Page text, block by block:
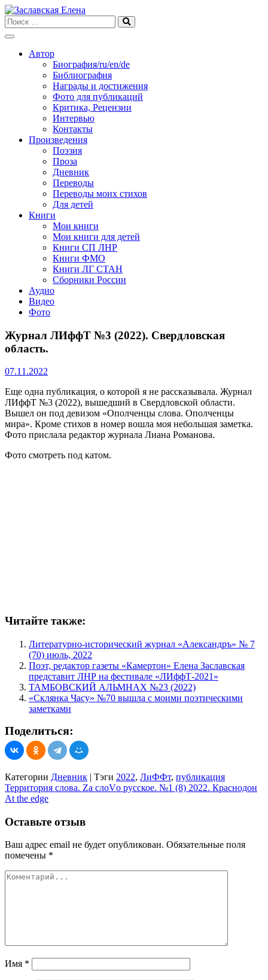
Skip
to
content
Автор
Биография/ru/en/de
Библиография
Награды и достижения
Фото для публикаций
Критика, Рецензии
Интервью
Контакты
Произведения
Поэзия
Проза
Дневник
Переводы
Переводы моих стихов
Для детей
Книги
Мои книги
Мои книги для детей
Книги СП ЛНР
Книги ФМО
Книги ЛГ СТАН
Сборники России
Аудио
Видео
Фото
Журнал ЛИффТ №3 (2022). Свердловская
область.
07.11.2022
Еще одна публикация, о которой я не рассказывала. Журнал
ЛИффТ №3 (2022), вышедший в Свердловской области.
Вышел он под девизом «Ополченцы слова. Ополченцы
мира». Кроме стихов в номер вошла моя небольшая заметка.
Фото прислала редактор журнала Лиана Романова.
Фото смотреть под катом.
Читайте также:
Литературно-исторический журнал «Александръ» № 7
(70) июль, 2022
Поэт, редактор газеты «Камертон» Елена Заславская
представит ЛНР на фестивале «ЛИффТ-2021»
ТАМБОВСКИЙ АЛЬМНАХ №23 (2022)
«Склянка Часу» №70 вышла с моими поэтическими
заметками
Поделиться:
Категории Дневник | Тэги 2022, ЛиФФт, публикация
Навигация
по
записям
Территория слова. Zа слоVо русское. №1 (8) 2022. Краснодон
At the edge
Оставьте отзыв
Ваш адрес email не будет опубликован. Обязательные поля
помечены *
Имя *